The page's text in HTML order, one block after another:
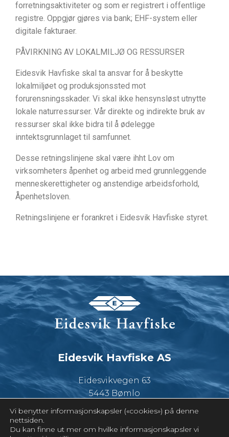
forretningsaktiviteter og som er registrert i offentlige
registre. Oppgjør gjøres via bank; EHF-system eller
digitale fakturaer.
PÅVIRKNING AV LOKALMILJØ OG RESSURSER
Eidesvik Havfiske skal ta ansvar for å beskytte
lokalmiljøet og produksjonssted mot
forurensningsskader. Vi skal ikke hensynsløst utnytte
lokale naturressurser. Vår direkte og indirekte bruk av
ressurser skal ikke bidra til å ødelegge
inntektsgrunnlaget til samfunnet.
Desse retningslinjene skal være ihht Lov om
virksomheters åpenhet og arbeid med grunnleggende
menneskerettigheter og anstendige arbeidsforhold,
Åpenhetsloven.
Retningslinjene er forankret i Eidesvik Havfiske styret.
Eidesvik Havfiske AS
Eidesvikvegen 63
5443 Bømlo
Tlf. 53 44 78 00
Vi benytter informasjonskapsler («cookies») på denne
nettsiden.
Du kan finne ut mer om hvilke informasjonskapsler vi